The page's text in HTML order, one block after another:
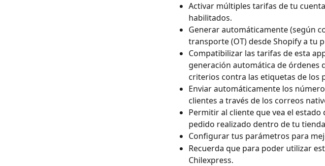
Activar múltiples tarifas de tu
habilitados.
Generar automáticamente (según
transporte (OT) desde Shopify a tu
Compatibilizar las tarifas de esta
generación automática de órdenes
criterios contra las etiquetas de los
Enviar automáticamente los
clientes a través de los correos
Permitir al cliente que vea el
pedido realizado dentro de tu
Configurar tus parámetros para
Recuerda que para poder utilizar
Chilexpress.